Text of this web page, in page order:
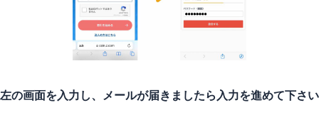
左の画面を入力し、メールが届きましたら入力を進めて下さい